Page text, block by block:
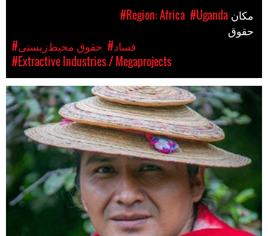
#Region: Africa #Uganda
#حقوق محیط‌زیستی
#فساد
#Extractive Industries / Megaprojects